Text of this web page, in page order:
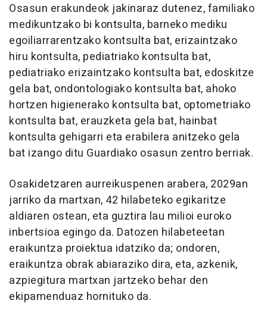
Osasun erakundeok jakinaraz dutenez, familiako
medikuntzako bi kontsulta, barneko mediku
egoiliarrarentzako kontsulta bat, erizaintzako
hiru kontsulta, pediatriako kontsulta bat,
pediatriako erizaintzako kontsulta bat, edoskitze
gela bat, ondontologiako kontsulta bat, ahoko
hortzen higienerako kontsulta bat, optometriako
kontsulta bat, erauzketa gela bat, hainbat
kontsulta gehigarri eta erabilera anitzeko gela
bat izango ditu Guardiako osasun zentro berriak.
Osakidetzaren aurreikuspenen arabera, 2029an
jarriko da martxan, 42 hilabeteko egikaritze
aldiaren ostean, eta guztira lau milioi euroko
inbertsioa egingo da. Datozen hilabeteetan
eraikuntza proiektua idatziko da; ondoren,
eraikuntza obrak abiaraziko dira, eta, azkenik,
azpiegitura martxan jartzeko behar den
ekipamenduaz hornituko da.